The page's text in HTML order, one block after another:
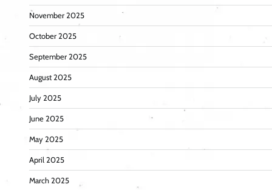
November 2025
October 2025
September 2025
August 2025
July 2025
June 2025
May 2025
April 2025
March 2025